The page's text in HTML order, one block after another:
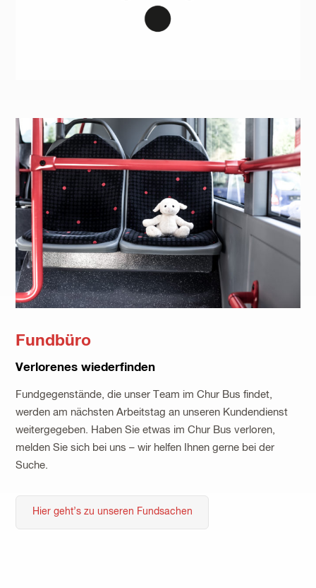
Fundbüro
Verlorenes wiederfinden
Fundgegenstände, die unser Team im Chur Bus findet,
werden am nächsten Arbeitstag an unseren Kundendienst
weitergegeben. Haben Sie etwas im Chur Bus verloren,
melden Sie sich bei uns – wir helfen Ihnen gerne bei der
Suche.
Hier geht’s zu unseren Fundsachen